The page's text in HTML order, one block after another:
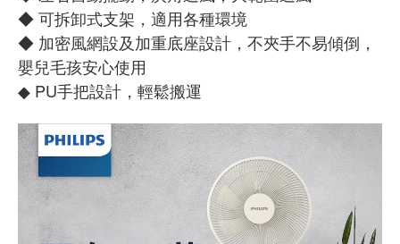
◆ 可拆卸式支架，適用各種環境
◆ 加密風網設及加重底座設計，不夾手不易傾倒，
嬰兒毛孩安心使用
◆ PU手把設計，輕鬆搬運